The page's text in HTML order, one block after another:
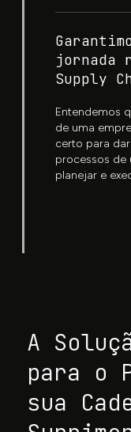
jornada
Supply
Entendemos
de uma
certo para
processos de
planejar e
A
para o
sua